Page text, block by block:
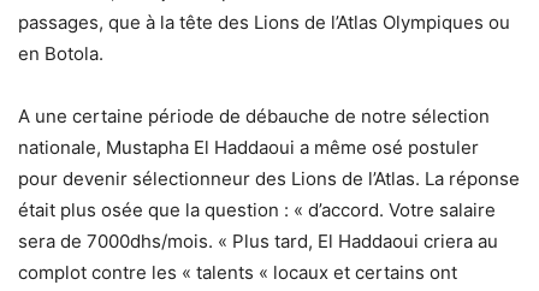
passages, que à la tête des Lions de l’Atlas Olympiques ou
en Botola.
A une certaine période de débauche de notre sélection
nationale, Mustapha El Haddaoui a même osé postuler
pour devenir sélectionneur des Lions de l’Atlas. La réponse
était plus osée que la question : « d’accord. Votre salaire
sera de 7000dhs/mois. « Plus tard, El Haddaoui criera au
complot contre les « talents « locaux et certains ont